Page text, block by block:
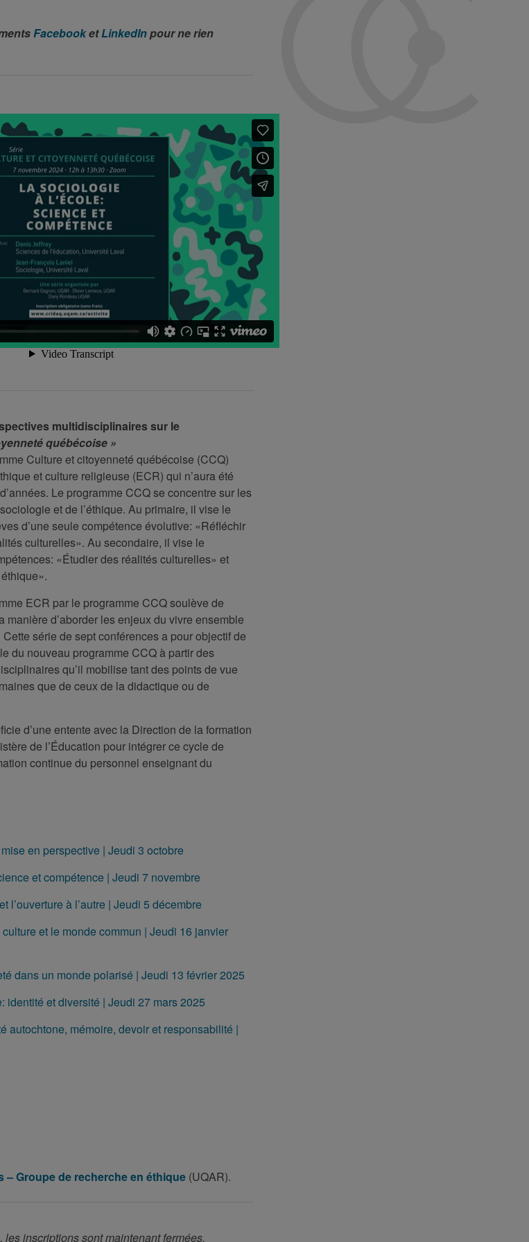
FacebooketLinkedInpour ne rien
multidisciplinaires sur le
québécoise »
Culture et citoyenneté québécoise (CCQ)
et culture religieuse (ECR) qui n’aura été
Le programme CCQ se concentre sur les
et de l’éthique. Au primaire, il vise le
d’une seule compétence évolutive: «Réfléchir
culturelles». Au secondaire, il vise le
«Étudier des réalités culturelles» et
ECR par le programme CCQ soulève de
manière d’aborder les enjeux du vivre ensemble
série de sept conférences a pour objectif de
du nouveau programme CCQ à partir des
qu’il mobilise tant des points de vue
que de ceux de la didactique ou de
d’une entente avec la Direction de la formation
de l’Éducation pour intégrer ce cycle de
continue du personnel enseignant du
en perspective | Jeudi 3 octobre
et compétence | Jeudi 7 novembre
l’ouverture à l’autre | Jeudi 5 décembre
et le monde commun | Jeudi 16 janvier
dans un monde polarisé | Jeudi 13 février 2025
identité et diversité | Jeudi 27 mars 2025
autochtone, mémoire, devoir et responsabilité |
– Groupe de recherche en éthique(UQAR).
les inscriptions sont maintenant fermées.